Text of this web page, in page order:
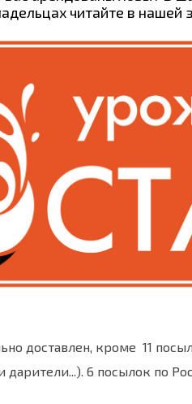
читайте в нашей
доставлен, кроме 11
дарители...). 6 посылок по